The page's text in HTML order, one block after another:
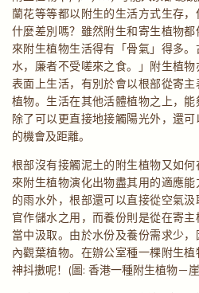
蘭花等等都以附生的生活方式生存
什麼差別嗎？雖然附生和寄生植物
來附生植物生活得有「骨氣」得多
水，廉者不受嗟來之食。」附生植
表面上生活，有別於會以根部從寄
植物。生活在其他活體植物之上，能
除了可以更直接地接觸陽光外，還
的機會及距離。
根部沒有接觸泥土的附生植物又如
來附生植物演化出物盡其用的適應
的雨水外，根部還可以直接從空氣
官作儲水之用，而養份則是從在寄
當中汲取。由於水份及養份需求少
內觀葉植物。在辦公室種一棵附生
神抖擻呢！(圖: 香港一種附生植物－